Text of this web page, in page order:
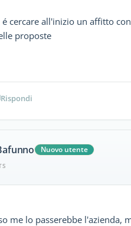
cercare all'inizio un affitto
proposte
Rispondi
Nuovo utente
me lo passerebbe l'azienda,